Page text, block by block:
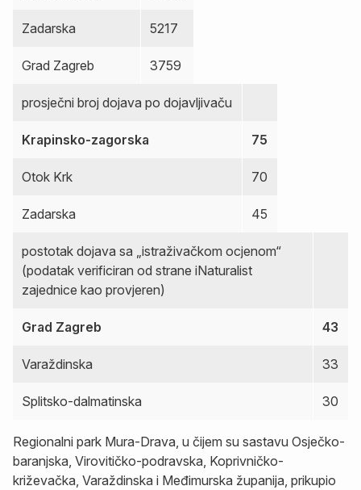
Zadarska 5217
Grad Zagreb 3759
prosječni broj dojava po dojavljivaču
Krapinsko-zagorska 75
Otok Krk 70
Zadarska 45
postotak dojava sa „istraživačkom ocjenom“
(podatak verificiran od strane iNaturalist
zajednice kao provjeren)
Grad Zagreb 43
Varaždinska 33
Splitsko-dalmatinska 30
Regionalni park Mura-Drava, u čijem su sastavu Osječko-
baranjska, Virovitičko-podravska, Koprivničko-
križevačka, Varaždinska i Međimurska županija, prikupio